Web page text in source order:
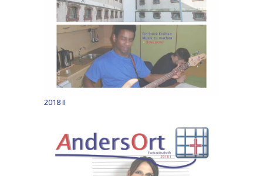
2018 II